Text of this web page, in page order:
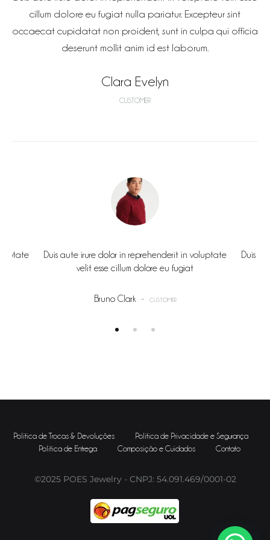
cillum dolore eu fugiat nulla pariatur. Excepteur sint
occaecat cupidatat non proident, sunt in culpa qui officia
deserunt mollit anim id est laborum.
Clara Evelyn
CUSTOMER
Duis aute irure dolor in reprehenderit in voluptate
velit esse cillum dolore eu fugiat
Bruno Clark - CUSTOMER
Duis
Política de Trocas & Devoluções
Política de Privacidade e Segurança
Política de Entrega
Composição e Cuidados Contato
©2025 POES Jewelry - CNPJ: 54.091.469/0001-02